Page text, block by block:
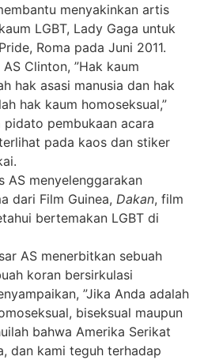
menyakinkan artis
LGBT, Lady Gaga untuk
Roma pada Juni 2011.
Clinton, ”Hak kaum
hak asasi manusia dan hak
hak kaum homoseksual,”
pembukaan acara
pada kaos dan stiker
AS menyelenggarakan
dari Film Guinea, Dakan, film
bertemakan LGBT di
AS menerbitkan sebuah
koran bersirkulasi
”Jika Anda adalah
biseksual maupun
bahwa Amerika Serikat
dan kami teguh terhadap